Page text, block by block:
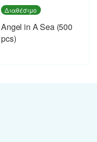
Διαθέσιμο
Angel in A Sea (500
pcs)